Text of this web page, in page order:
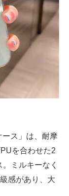
ス」は、耐摩
を合わせた2
ミルキーなく
感があり、大